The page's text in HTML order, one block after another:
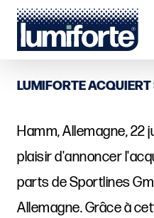
RECHERCHE
RECHERCHE
LUMIFORTE
Hamm, Allemagne, 22
plaisir d'annoncer
parts de Sportlines
Allemagne. Grâce à